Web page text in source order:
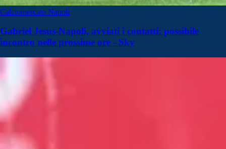
Calciomercato Napoli
Gabriel Jesus-Napoli, avviati i contatti: possibile
incontro nelle prossime ore - Sky